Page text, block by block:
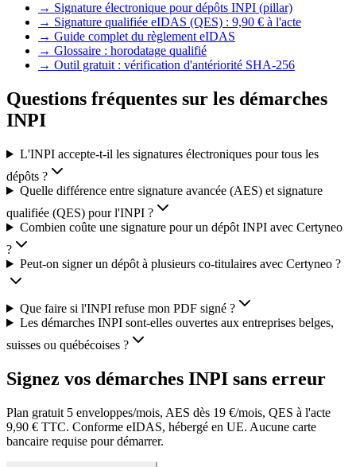
→ Signature électronique pour dépôts INPI (pillar)
→ Signature qualifiée eIDAS (QES) : 9,90 € à l'acte
→ Guide complet du règlement eIDAS
→ Glossaire : horodatage qualifié
→ Outil gratuit : vérification d'antériorité SHA-256
Questions fréquentes sur les démarches
INPI
L'INPI accepte-t-il les signatures électroniques pour tous les
dépôts ?
Quelle différence entre signature avancée (AES) et signature
qualifiée (QES) pour l'INPI ?
Combien coûte une signature pour un dépôt INPI avec Certyneo
?
Peut-on signer un dépôt à plusieurs co-titulaires avec Certyneo ?
Que faire si l'INPI refuse mon PDF signé ?
Les démarches INPI sont-elles ouvertes aux entreprises belges,
suisses ou québécoises ?
Signez vos démarches INPI sans erreur
Plan gratuit 5 enveloppes/mois, AES dès 19 €/mois, QES à l'acte
9,90 € TTC. Conforme eIDAS, hébergé en UE. Aucune carte
bancaire requise pour démarrer.